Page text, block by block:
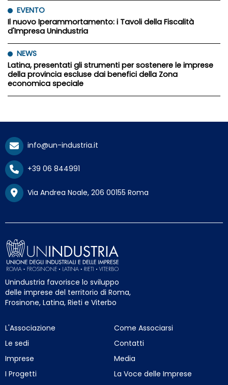
EVENTO
Il nuovo Iperammortamento: i Tavoli della Fiscalità
d'Impresa Unindustria
NEWS
Latina, presentati gli strumenti per sostenere le imprese
della provincia escluse dai benefici della Zona
economica speciale
info@un-industria.it
+39 06 844991
Via Andrea Noale, 206 00155 Roma
Unindustria favorisce lo sviluppo
delle imprese del territorio di Roma,
Frosinone, Latina, Rieti e Viterbo
L'Associazione
Le sedi
Imprese
I Progetti
Come Associarsi
Contatti
Media
La Voce delle Imprese